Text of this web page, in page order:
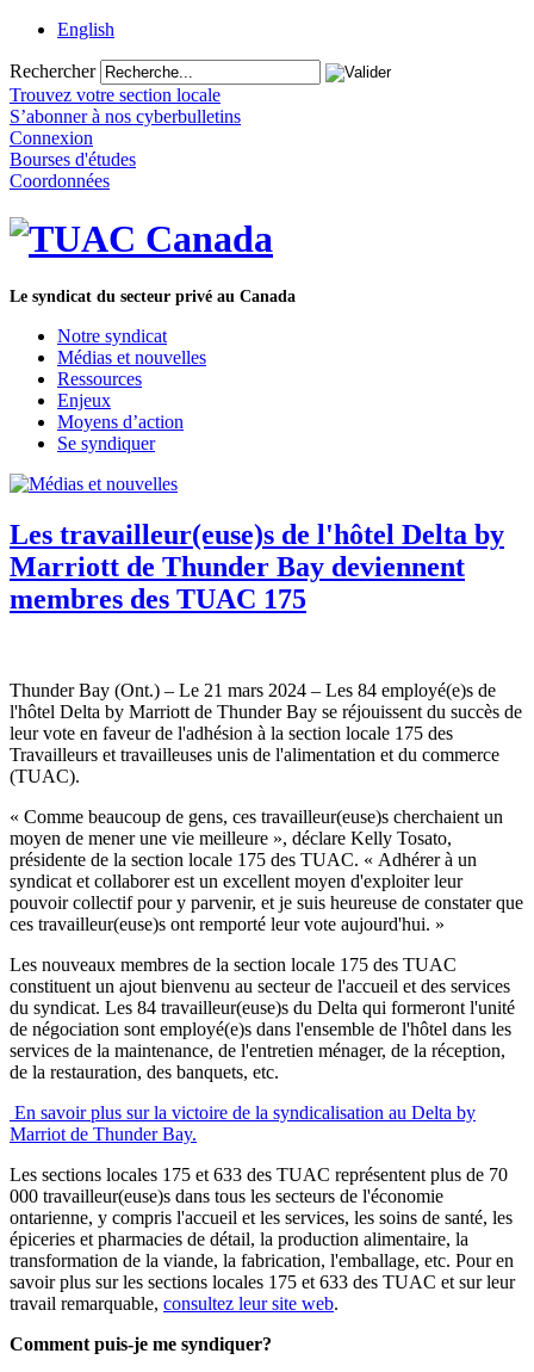
English
Rechercher
Trouvez votre section locale
S’abonner à nos cyberbulletins
Connexion
Bourses d'études
Coordonnées
Le syndicat du secteur privé au Canada
Notre syndicat
Médias et nouvelles
Ressources
Enjeux
Moyens d’action
Se syndiquer
Les travailleur(euse)s de l'hôtel Delta by
Marriott de Thunder Bay deviennent
membres des TUAC 175
Thunder Bay (Ont.) – Le 21 mars 2024 – Les 84 employé(e)s de
l'hôtel Delta by Marriott de Thunder Bay se réjouissent du succès de
leur vote en faveur de l'adhésion à la section locale 175 des
Travailleurs et travailleuses unis de l'alimentation et du commerce
(TUAC).
« Comme beaucoup de gens, ces travailleur(euse)s cherchaient un
moyen de mener une vie meilleure », déclare Kelly Tosato,
présidente de la section locale 175 des TUAC. « Adhérer à un
syndicat et collaborer est un excellent moyen d'exploiter leur
pouvoir collectif pour y parvenir, et je suis heureuse de constater que
ces travailleur(euse)s ont remporté leur vote aujourd'hui. »
Les nouveaux membres de la section locale 175 des TUAC
constituent un ajout bienvenu au secteur de l'accueil et des services
du syndicat. Les 84 travailleur(euse)s du Delta qui formeront l'unité
de négociation sont employé(e)s dans l'ensemble de l'hôtel dans les
services de la maintenance, de l'entretien ménager, de la réception,
de la restauration, des banquets, etc.
En savoir plus sur la victoire de la syndicalisation au Delta by
Marriot de Thunder Bay.
Les sections locales 175 et 633 des TUAC représentent plus de 70
000 travailleur(euse)s dans tous les secteurs de l'économie
ontarienne, y compris l'accueil et les services, les soins de santé, les
épiceries et pharmacies de détail, la production alimentaire, la
transformation de la viande, la fabrication, l'emballage, etc. Pour en
savoir plus sur les sections locales 175 et 633 des TUAC et sur leur
travail remarquable, consultez leur site web.
Comment puis-je me syndiquer?